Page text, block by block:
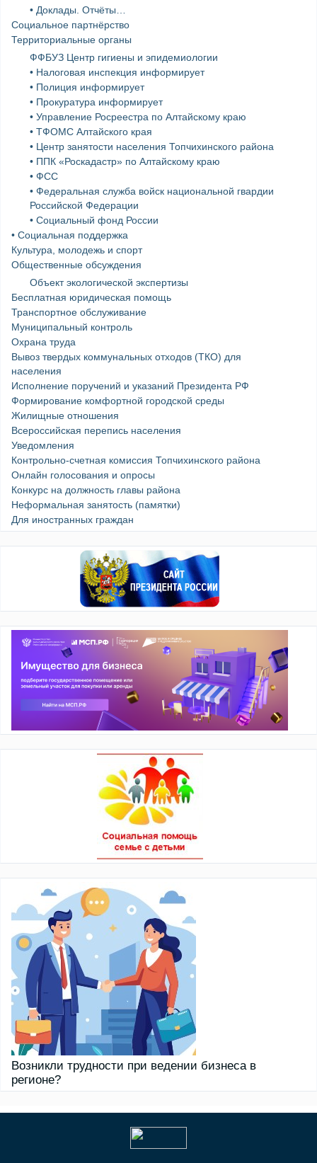
• Доклады. Отчёты…
Социальное партнёрство
Территориальные органы
ФФБУЗ Центр гигиены и эпидемиологии
• Налоговая инспекция информирует
• Полиция информирует
• Прокуратура информирует
• Управление Росреестра по Алтайскому краю
• ТФОМС Алтайского края
• Центр занятости населения Топчихинского района
• ППК «Роскадастр» по Алтайскому краю
• ФСС
• Федеральная служба войск национальной гвардии
Российской Федерации
• Социальный фонд России
• Социальная поддержка
Культура, молодежь и спорт
Общественные обсуждения
Объект экологической экспертизы
Бесплатная юридическая помощь
Транспортное обслуживание
Муниципальный контроль
Охрана труда
Вывоз твердых коммунальных отходов (ТКО) для
населения
Исполнение поручений и указаний Президента РФ
Формирование комфортной городской среды
Жилищные отношения
Всероссийская перепись населения
Уведомления
Контрольно-счетная комиссия Топчихинского района
Онлайн голосования и опросы
Конкурс на должность главы района
Неформальная занятость (памятки)
Для иностранных граждан
Возникли трудности при ведении бизнеса в
регионе?